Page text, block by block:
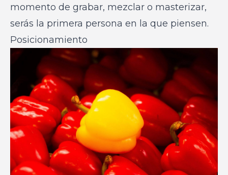
momento de grabar, mezclar o masterizar,
serás la primera persona en la que piensen.
Posicionamiento